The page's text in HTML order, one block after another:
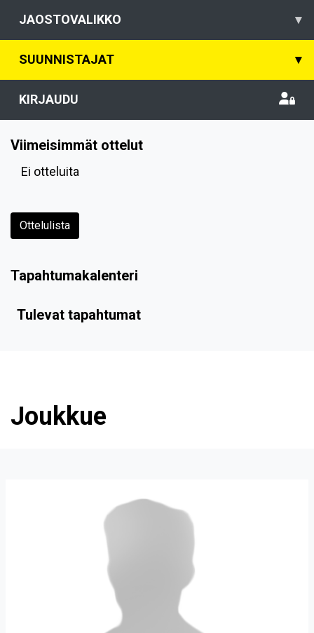
JAOSTOVALIKKO ▾
SUUNNISTAJAT ▾
KIRJAUDU
Viimeisimmät ottelut
Ei otteluita
Ottelulista
Tapahtumakalenteri
Tulevat tapahtumat
Joukkue